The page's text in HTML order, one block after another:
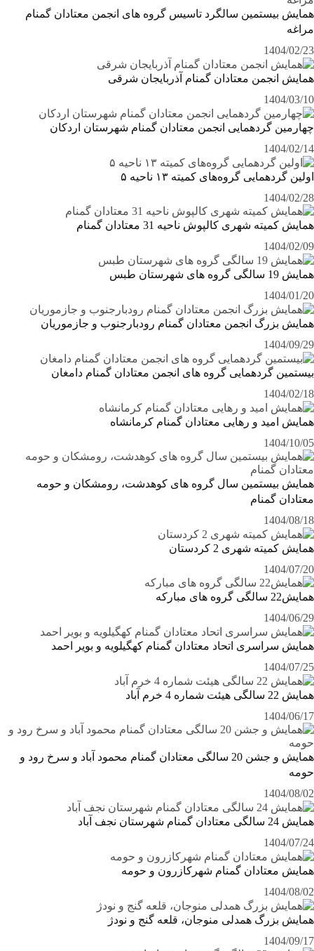
همایش بیستمین سالگرد تاسیس گروه های انجمن معتادان گمنام
مراغه
1404/02/23
همایش انجمن معتادان گمنام آذربایجان شرقی
1404/03/10
چهارمین گردهمایی انجمن معتادان گمنام شهرستان اردکان
1404/02/14
اولین گردهمایی گروه‌های کمیته ۱۳ ناحیه ۵
1404/02/28
همایش کمیته شهری کالپوش ناحیه 31 معتادان گمنام
1404/02/09
همایش 19 سالگی گروه های شهرستان طبس
1404/01/20
همایش بزرگ انجمن معتادان گمنام رودبارجنوب و جازموریان
1404/09/29
بیستمین گردهمایی گروه های انجمن معتادان گمنام دامغان
1404/02/18
همایش امید و رهایی معتادان گمنام کرمانشاه
1404/10/05
همایش بیستمین سال گروه های کوهدشت، رومشکان و حومه
معتادان گمنام
1404/08/18
همایش کمیته شهری 2 کردستان
1404/07/20
همایش22 سالگی گروه های مبارکه
1404/06/29
همایش سراسری اتحاد معتادان گمنام کهگیلویه و بویر احمد
1404/07/25
همایش 22 سالگی هیئت شماره 4 خرم آباد
1404/06/17
همایش و جشن 20 سالگی معتادان گمنام محمود آباد و سرخ رود و
حومه
1404/08/02
همایش 24 سالگی معتادان گمنام شهرستان نجف آباد
1404/07/24
همایش معتادان گمنام شهرکازرون و حومه
1404/08/02
همایش بزرگ همدلی منوجان، قلعه گنج و نودژ
1404/09/17